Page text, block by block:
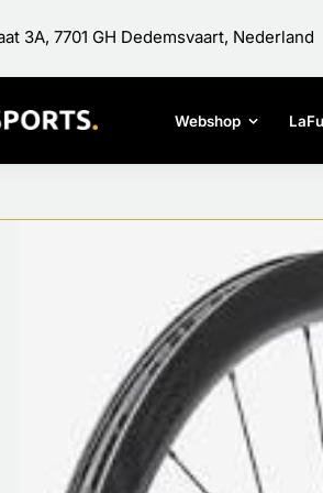
3A, 7701 GH Dedemsvaart, Nederland
Webshop
Bekijk